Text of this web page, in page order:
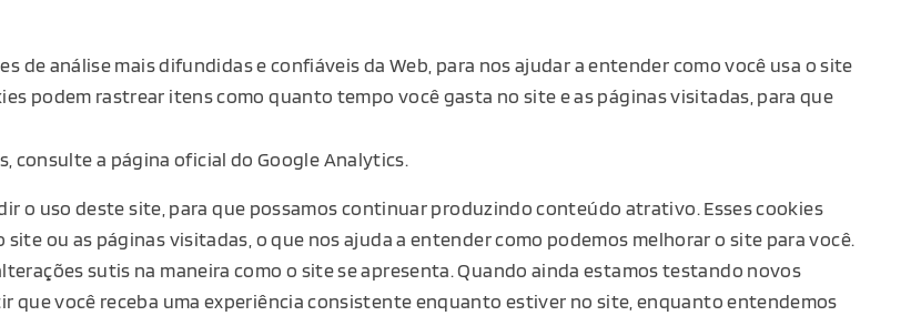
de análise mais difundidas e confiáveis ​​da Web, para nos ajudar a entender como você usa o site
podem rastrear itens como quanto tempo você gasta no site e as páginas visitadas, para que
consulte a página oficial do Google Analytics.
o uso deste site, para que possamos continuar produzindo conteúdo atrativo. Esses cookies
ou as páginas visitadas, o que nos ajuda a entender como podemos melhorar o site para você.
sutis na maneira como o site se apresenta. Quando ainda estamos testando novos
que você receba uma experiência consistente enquanto estiver no site, enquanto entendemos